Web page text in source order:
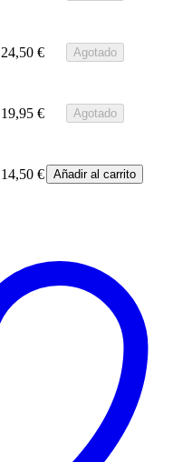
24,50 € Agotado
19,95 € Agotado
14,50 € Añadir al carrito